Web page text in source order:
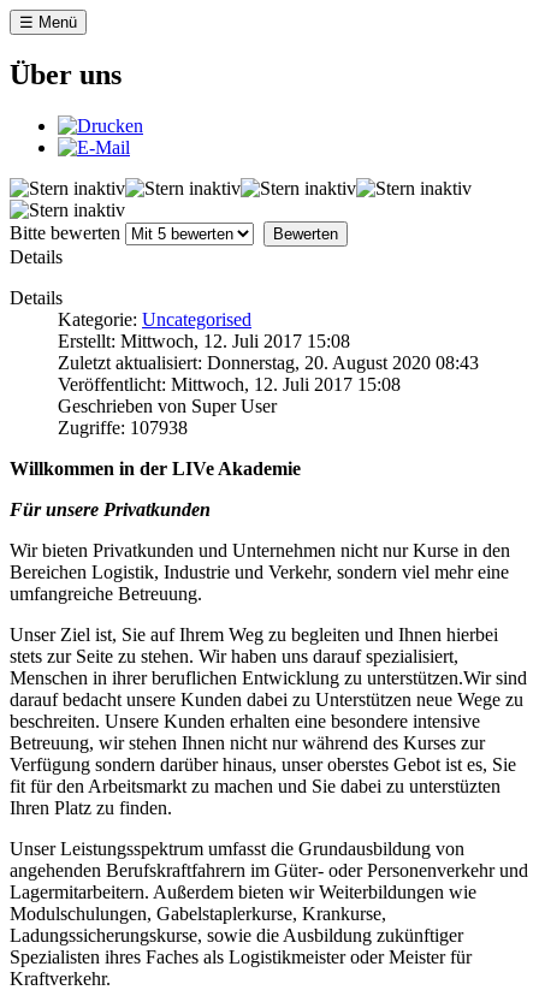
☰ Menü
Über uns
Bitte bewerten
Details
Details
Kategorie: Uncategorised
Erstellt: Mittwoch, 12. Juli 2017 15:08
Zuletzt aktualisiert: Donnerstag, 20. August 2020 08:43
Veröffentlicht: Mittwoch, 12. Juli 2017 15:08
Geschrieben von Super User
Zugriffe: 107938
Willkommen in der LIVe Akademie
Für unsere Privatkunden
Wir bieten Privatkunden und Unternehmen nicht nur Kurse in den
Bereichen Logistik, Industrie und Verkehr, sondern viel mehr eine
umfangreiche Betreuung.
Unser Ziel ist, Sie auf Ihrem Weg zu begleiten und Ihnen hierbei
stets zur Seite zu stehen. Wir haben uns darauf spezialisiert,
Menschen in ihrer beruflichen Entwicklung zu unterstützen.Wir sind
darauf bedacht unsere Kunden dabei zu Unterstützen neue Wege zu
beschreiten. Unsere Kunden erhalten eine besondere intensive
Betreuung, wir stehen Ihnen nicht nur während des Kurses zur
Verfügung sondern darüber hinaus, unser oberstes Gebot ist es, Sie
fit für den Arbeitsmarkt zu machen und Sie dabei zu unterstüzten
Ihren Platz zu finden.
Unser Leistungsspektrum umfasst die Grundausbildung von
angehenden Berufskraftfahrern im Güter- oder Personenverkehr und
Lagermitarbeitern. Außerdem bieten wir Weiterbildungen wie
Modulschulungen, Gabelstaplerkurse, Krankurse,
Ladungssicherungskurse, sowie die Ausbildung zukünftiger
Spezialisten ihres Faches als Logistikmeister oder Meister für
Kraftverkehr.